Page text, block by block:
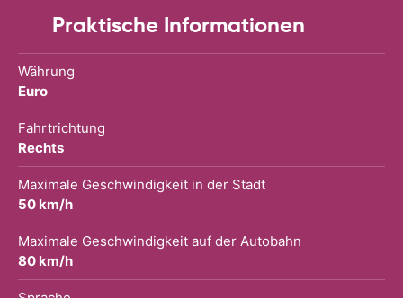
Praktische Informationen
Währung
Euro
Fahrtrichtung
Rechts
Maximale Geschwindigkeit in der Stadt
50 km/h
Maximale Geschwindigkeit auf der Autobahn
80 km/h